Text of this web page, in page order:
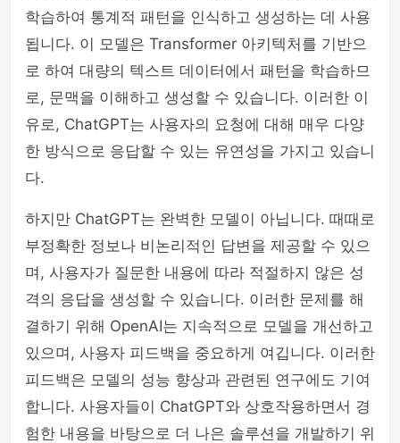
학습하여 통계적 패턴을 인식하고 생성하는 데 사용
됩니다. 이 모델은 Transformer 아키텍처를 기반으
로 하여 대량의 텍스트 데이터에서 패턴을 학습하므
로, 문맥을 이해하고 생성할 수 있습니다. 이러한 이
유로, ChatGPT는 사용자의 요청에 대해 매우 다양
한 방식으로 응답할 수 있는 유연성을 가지고 있습니
다.
하지만 ChatGPT는 완벽한 모델이 아닙니다. 때때로
부정확한 정보나 비논리적인 답변을 제공할 수 있으
며, 사용자가 질문한 내용에 따라 적절하지 않은 성
격의 응답을 생성할 수 있습니다. 이러한 문제를 해
결하기 위해 OpenAI는 지속적으로 모델을 개선하고
있으며, 사용자 피드백을 중요하게 여깁니다. 이러한
피드백은 모델의 성능 향상과 관련된 연구에도 기여
합니다. 사용자들이 ChatGPT와 상호작용하면서 경
험한 내용을 바탕으로 더 나은 솔루션을 개발하기 위